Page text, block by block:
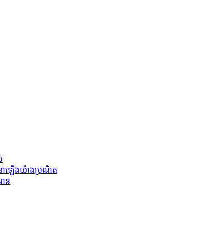
ា​ឡើង​យ៉ាង​ប្រណិត
ន